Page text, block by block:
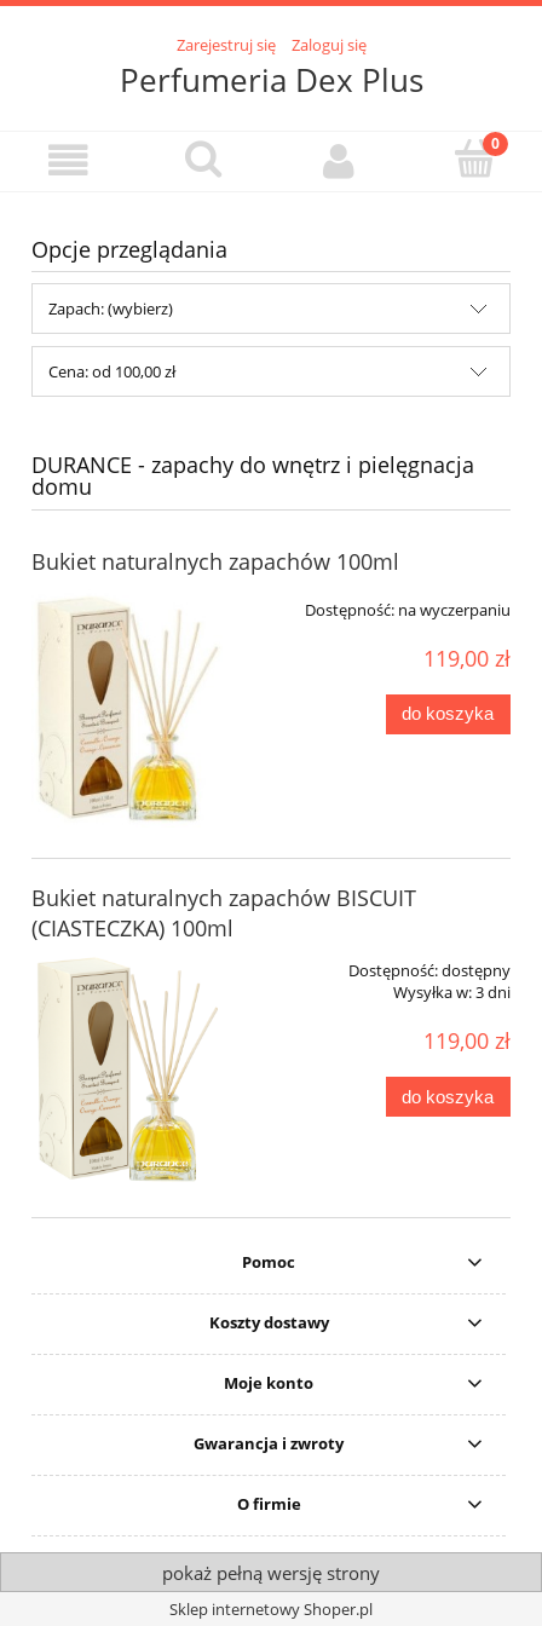
Zarejestruj się Zaloguj się
Perfumeria Dex Plus
Opcje przeglądania
Zapach: (wybierz)
Cena: od 100,00 zł
DURANCE - zapachy do wnętrz i pielęgnacja
domu
Bukiet naturalnych zapachów 100ml
Dostępność: na wyczerpaniu
119,00 zł
do koszyka
Bukiet naturalnych zapachów BISCUIT
(CIASTECZKA) 100ml
Dostępność:dostępny
Wysyłka w:3 dni
119,00 zł
do koszyka
Pomoc
Koszty dostawy
Moje konto
Gwarancja i zwroty
O firmie
pokaż pełną wersję strony
Sklep internetowy Shoper.pl